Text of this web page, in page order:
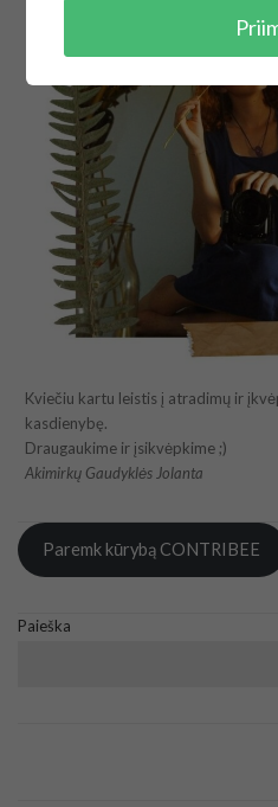
Kviečiu kartu leistis į atradimų ir
kasdienybę.
Draugaukime ir įsikvėpkime ;)
Akimirkų Gaudyklės Jolanta
Paremk kūrybą CONTRIBEE
Paieška